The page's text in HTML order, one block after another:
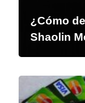
¿Cómo
Shaolin